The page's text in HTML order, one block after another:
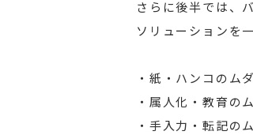
さらに後半では、
ソリューションを
・紙・ハンコのムダ
・属人化・教育の
・手入力・転記の